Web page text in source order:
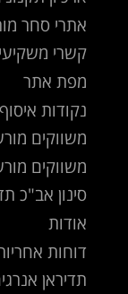
אתרי סחר
קשרי
מפת אתר
נקודות
משווקים
משווקים
סינון אב"כ
אודות
דוחות
תדיראן